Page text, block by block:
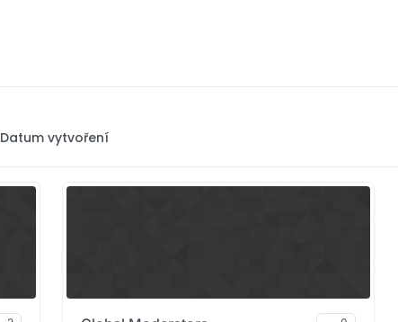
Datum vytvoření